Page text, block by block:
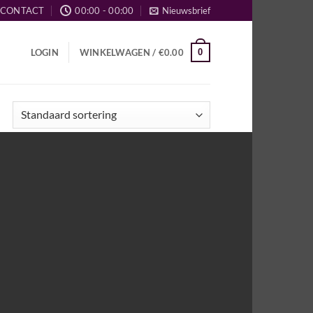
CONTACT 00:00 - 00:00 Nieuwsbrief
LOGIN WINKELWAGEN / €0.00 0